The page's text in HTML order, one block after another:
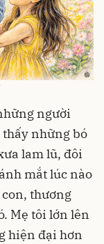
người
những bó
lam lũ, đôi
mắt lúc nào
thương
Mẹ tôi lớn lên
hiện đại hơn